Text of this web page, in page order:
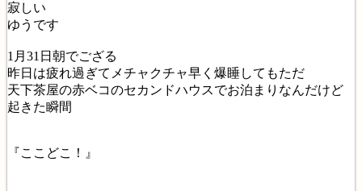
寂しい
ゆうです
1月31日朝でござる
昨日は疲れ過ぎてメチャクチャ早く爆睡してもただ
天下茶屋の赤ベコのセカンドハウスでお泊まりなんだけど
起きた瞬間
『ここどこ！』